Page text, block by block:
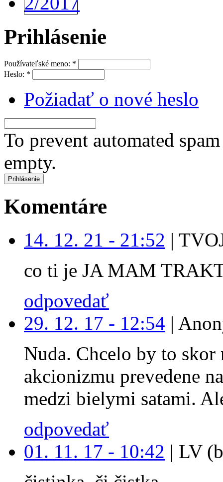
Prihlásenie
Používateľské meno: *
Heslo: *
Požiadať o nové heslo
To prevent automated
empty.
Komentáre
14. 12. 21 - 21:52 |
co ti je JA MAM
odpovedať
29. 12. 17 - 12:54 |
Nuda. Chcelo by to
akcionizmu prevedene
medzi bielymi satami.
odpovedať
01. 11. 17 - 10:42 | LV